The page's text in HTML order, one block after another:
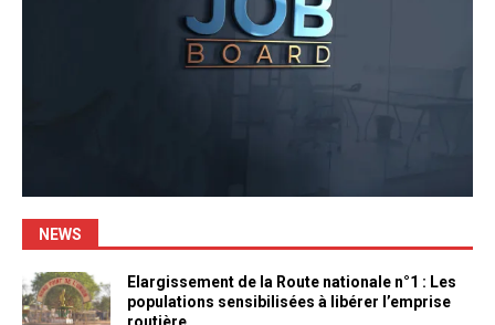
NEWS
Elargissement de la Route nationale n°1 : Les
populations sensibilisées à libérer l’emprise